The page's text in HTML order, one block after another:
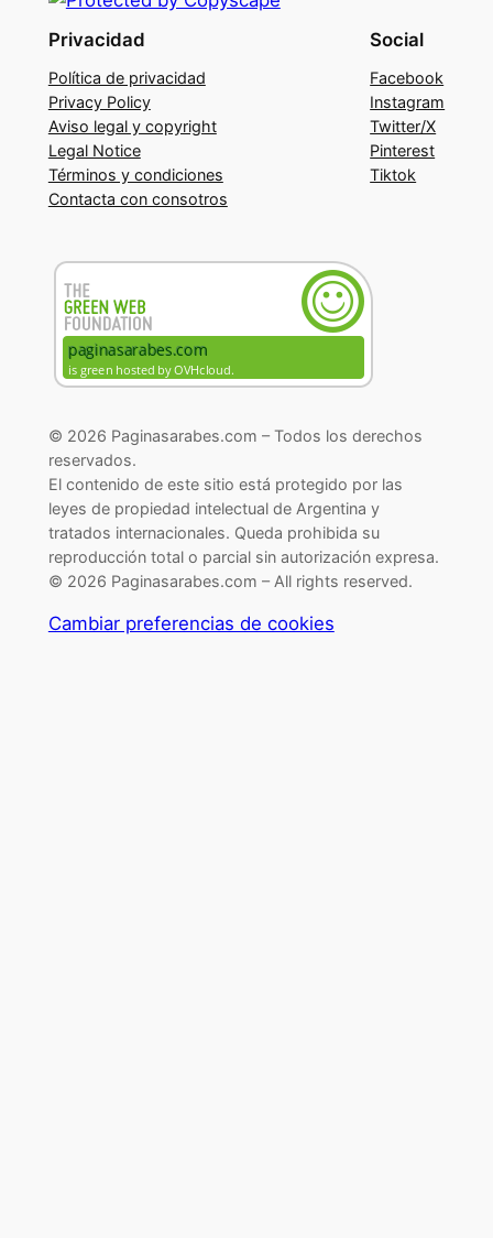
Privacidad
Política de privacidad
Privacy Policy
Aviso legal y copyright
Legal Notice
Términos y condiciones
Contacta con consotros
Social
Facebook
Instagram
Twitter/X
Pinterest
Tiktok
© 2026 Paginasarabes.com – Todos los derechos
reservados.
El contenido de este sitio está protegido por las
leyes de propiedad intelectual de Argentina y
tratados internacionales. Queda prohibida su
reproducción total o parcial sin autorización expresa.
© 2026 Paginasarabes.com – All rights reserved.
Cambiar preferencias de cookies